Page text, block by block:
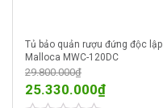
Tủ bảo quản rượu đứng độc lập
Malloca MWC-120DC
29.800.000₫
25.330.000₫